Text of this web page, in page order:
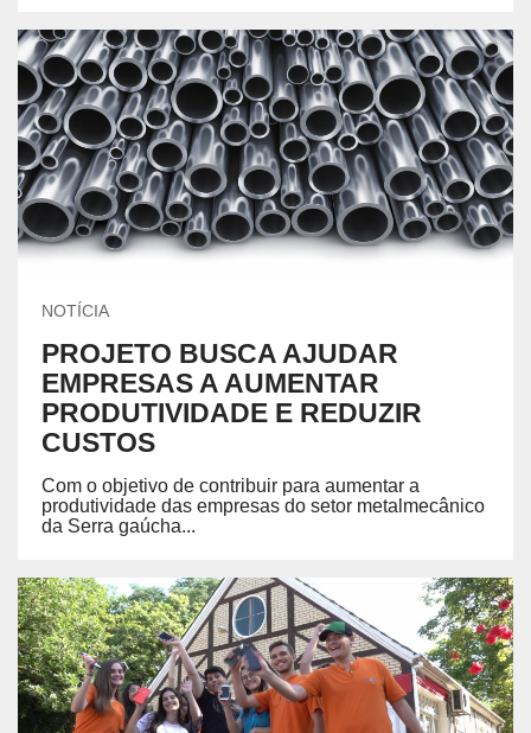
NOTÍCIA
PROJETO BUSCA AJUDAR
EMPRESAS A AUMENTAR
PRODUTIVIDADE E REDUZIR
CUSTOS
Com o objetivo de contribuir para aumentar a
produtividade das empresas do setor metalmecânico
da Serra gaúcha...